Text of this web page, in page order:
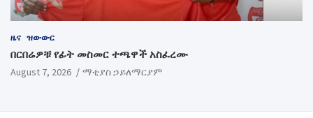
ዜና ዝውውር
በርበሬዎቹ የፊት መስመር ተጫዋች አስፈረሙ
August 7, 2026 ማቲያስ ኃይለማርያም